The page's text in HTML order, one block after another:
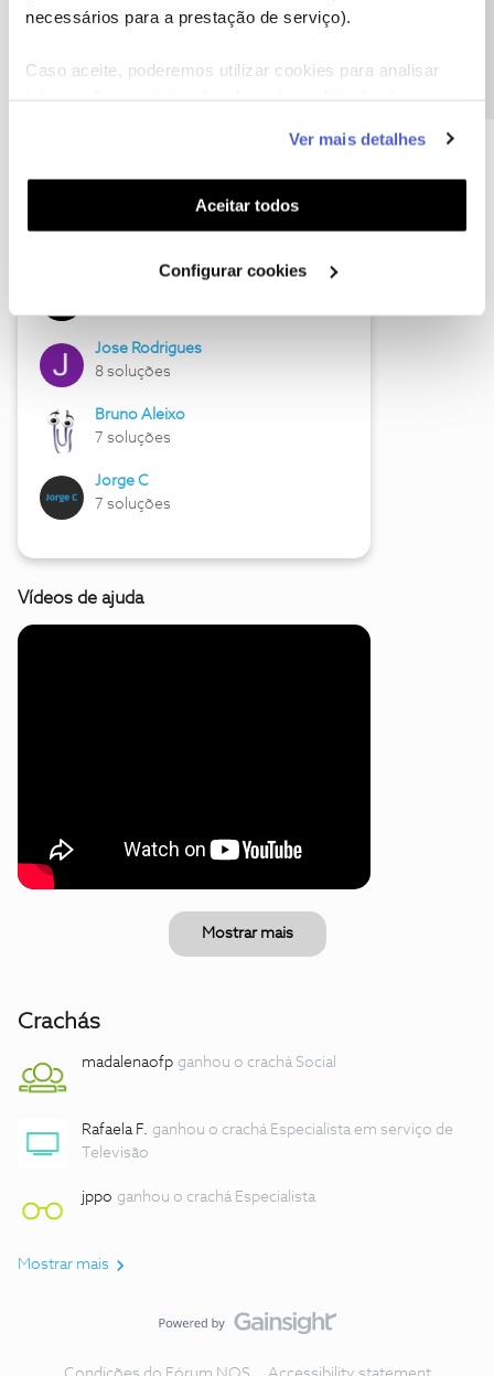
necessários para a prestação de serviço).
Caso aceite, poderemos utilizar cookies para analisar
funcionalidades (cookies de personalização e
funcionalidade) e adaptar anúncios aos seus interesses
(cookies de publicidade personalizada). Pode gerir a
utilização dos cookies clicando em "Configurar
Ver mais detalhes
Aceitar todos
Configurar cookies
Hall of Fame de junho
Jose Rodrigues
8 soluções
Bruno Aleixo
7 soluções
Jorge C
7 soluções
Vídeos de ajuda
Mostrar mais
Crachás
madalenaofp ganhou o crachá Social
Rafaela F. ganhou o crachá Especialista em serviço de
Televisão
jppo ganhou o crachá Especialista
Mostrar mais